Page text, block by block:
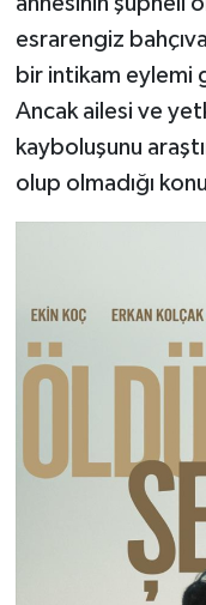
esrarengiz
bir intikam eylemi
Ancak ailesi ve
kayboluşunu
olup olmadığı